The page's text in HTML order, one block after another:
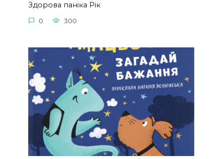
Здорова паніка Рік
0 300